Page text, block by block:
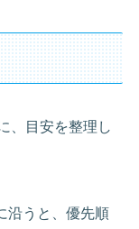
、目安を整理し
沿うと、優先順